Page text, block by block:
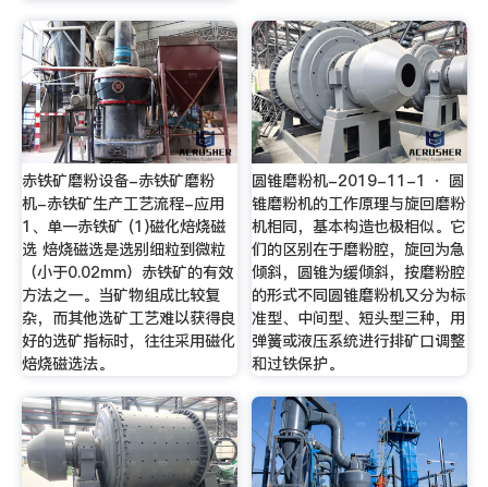
赤铁矿磨粉设备-赤铁矿磨粉
机-赤铁矿生产工艺流程-应用
1、单一赤铁矿 (1)磁化焙烧磁
选 焙烧磁选是选别细粒到微粒
（小于0.02mm）赤铁矿的有效
方法之一。当矿物组成比较复
杂，而其他选矿工艺难以获得良
好的选矿指标时，往往采用磁化
焙烧磁选法。
圆锥磨粉机-2019-11-1 · 圆
锥磨粉机的工作原理与旋回磨粉
机相同，基本构造也极相似。它
们的区别在于磨粉腔，旋回为急
倾斜，圆锥为缓倾斜，按磨粉腔
的形式不同圆锥磨粉机又分为标
准型、中间型、短头型三种，用
弹簧或液压系统进行排矿口调整
和过铁保护。